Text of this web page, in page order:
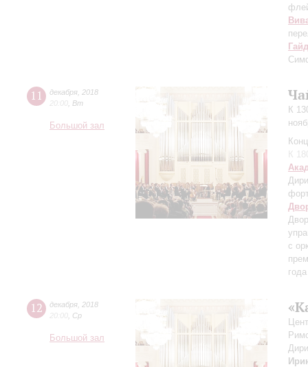
11 декабря 2018
20:00 Вт
Большой зал
К
К
с
12 декабря 2018
20:00 Ср
Большой зал